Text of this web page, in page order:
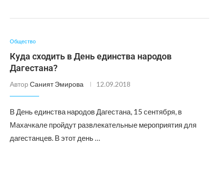
Общество
Куда сходить в День единства народов
Дагестана?
Автор Саният Эмирова 12.09.2018
В День единства народов Дагестана, 15 сентября, в
Махачкале пройдут развлекательные мероприятия для
дагестанцев. В этот день …